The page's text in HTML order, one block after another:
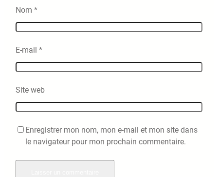
Nom *
E-mail *
Site web
Enregistrer mon nom, mon e-mail et mon site dans
le navigateur pour mon prochain commentaire.